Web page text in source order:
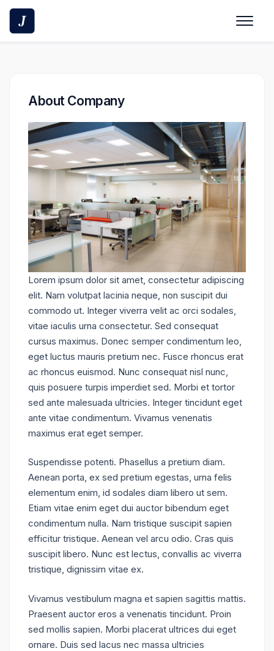
Skip
content
About Company
Lorem ipsum dolor sit amet, consectetur adipiscing
elit. Nam volutpat lacinia neque, non suscipit dui
commodo ut. Integer viverra velit ac orci sodales,
vitae iaculis urna consectetur. Sed consequat
cursus maximus. Donec semper condimentum leo,
eget luctus mauris pretium nec. Fusce rhoncus erat
ac rhoncus euismod. Nunc consequat nisl nunc,
quis posuere turpis imperdiet sed. Morbi et tortor
sed ante malesuada ultricies. Integer tincidunt eget
ante vitae condimentum. Vivamus venenatis
maximus erat eget semper.
Suspendisse potenti. Phasellus a pretium diam.
Aenean porta, ex sed pretium egestas, urna felis
elementum enim, id sodales diam libero ut sem.
Etiam vitae enim eget dui auctor bibendum eget
condimentum nulla. Nam tristique suscipit sapien
efficitur tristique. Aenean vel arcu odio. Cras quis
suscipit libero. Nunc est lectus, convallis ac viverra
tristique, dignissim vitae ex.
Vivamus vestibulum magna et sapien sagittis mattis.
Praesent auctor eros a venenatis tincidunt. Proin
sed mollis sapien. Morbi placerat ultrices dui eget
ornare. Duis sed lacus nec massa ultricies